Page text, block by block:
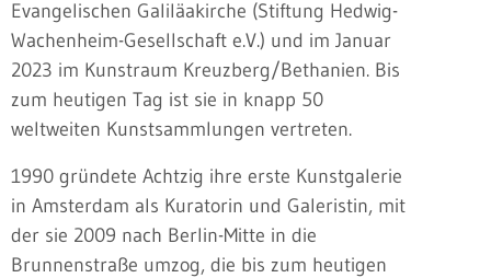
Evangelischen Galiläakirche (Stiftung Hedwig-
Wachenheim-Gesellschaft e.V.) und im Januar
2023 im Kunstraum Kreuzberg/Bethanien. Bis
zum heutigen Tag ist sie in knapp 50
weltweiten Kunstsammlungen vertreten.
1990 gründete Achtzig ihre erste Kunstgalerie
in Amsterdam als Kuratorin und Galeristin, mit
der sie 2009 nach Berlin-Mitte in die
Brunnenstraße umzog, die bis zum heutigen